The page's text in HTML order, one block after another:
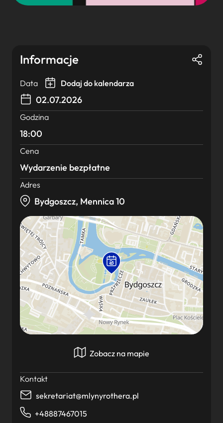
Informacje
Data Dodaj do kalendarza
02.07.2026
Godzina
18:00
Cena
Wydarzenie bezpłatne
Adres
Bydgoszcz, Mennica 10
Zobacz na mapie
Kontakt
sekretariat@mlynyrothera.pl
+48887467015